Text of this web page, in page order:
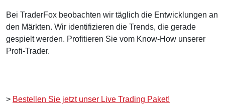
Bei TraderFox beobachten wir täglich die Entwicklungen an
den Märkten. Wir identifizieren die Trends, die gerade
gespielt werden. Profitieren Sie vom Know-How unserer
Profi-Trader.
> Bestellen Sie jetzt unser Live Trading Paket!